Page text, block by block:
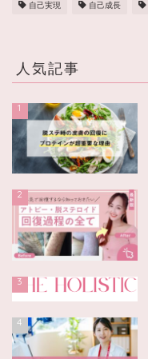
自己実現 自己成長
人気記事
1
2
3
4